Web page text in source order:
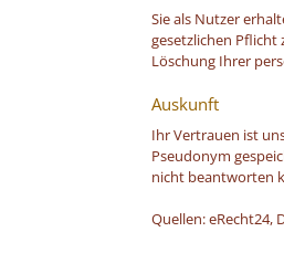
Sie als Nutzer
gesetzlichen Pflicht
Löschung Ihrer
Auskunft
Ihr Vertrauen ist
Pseudonym
nicht beantworten
Quellen: eRecht24,